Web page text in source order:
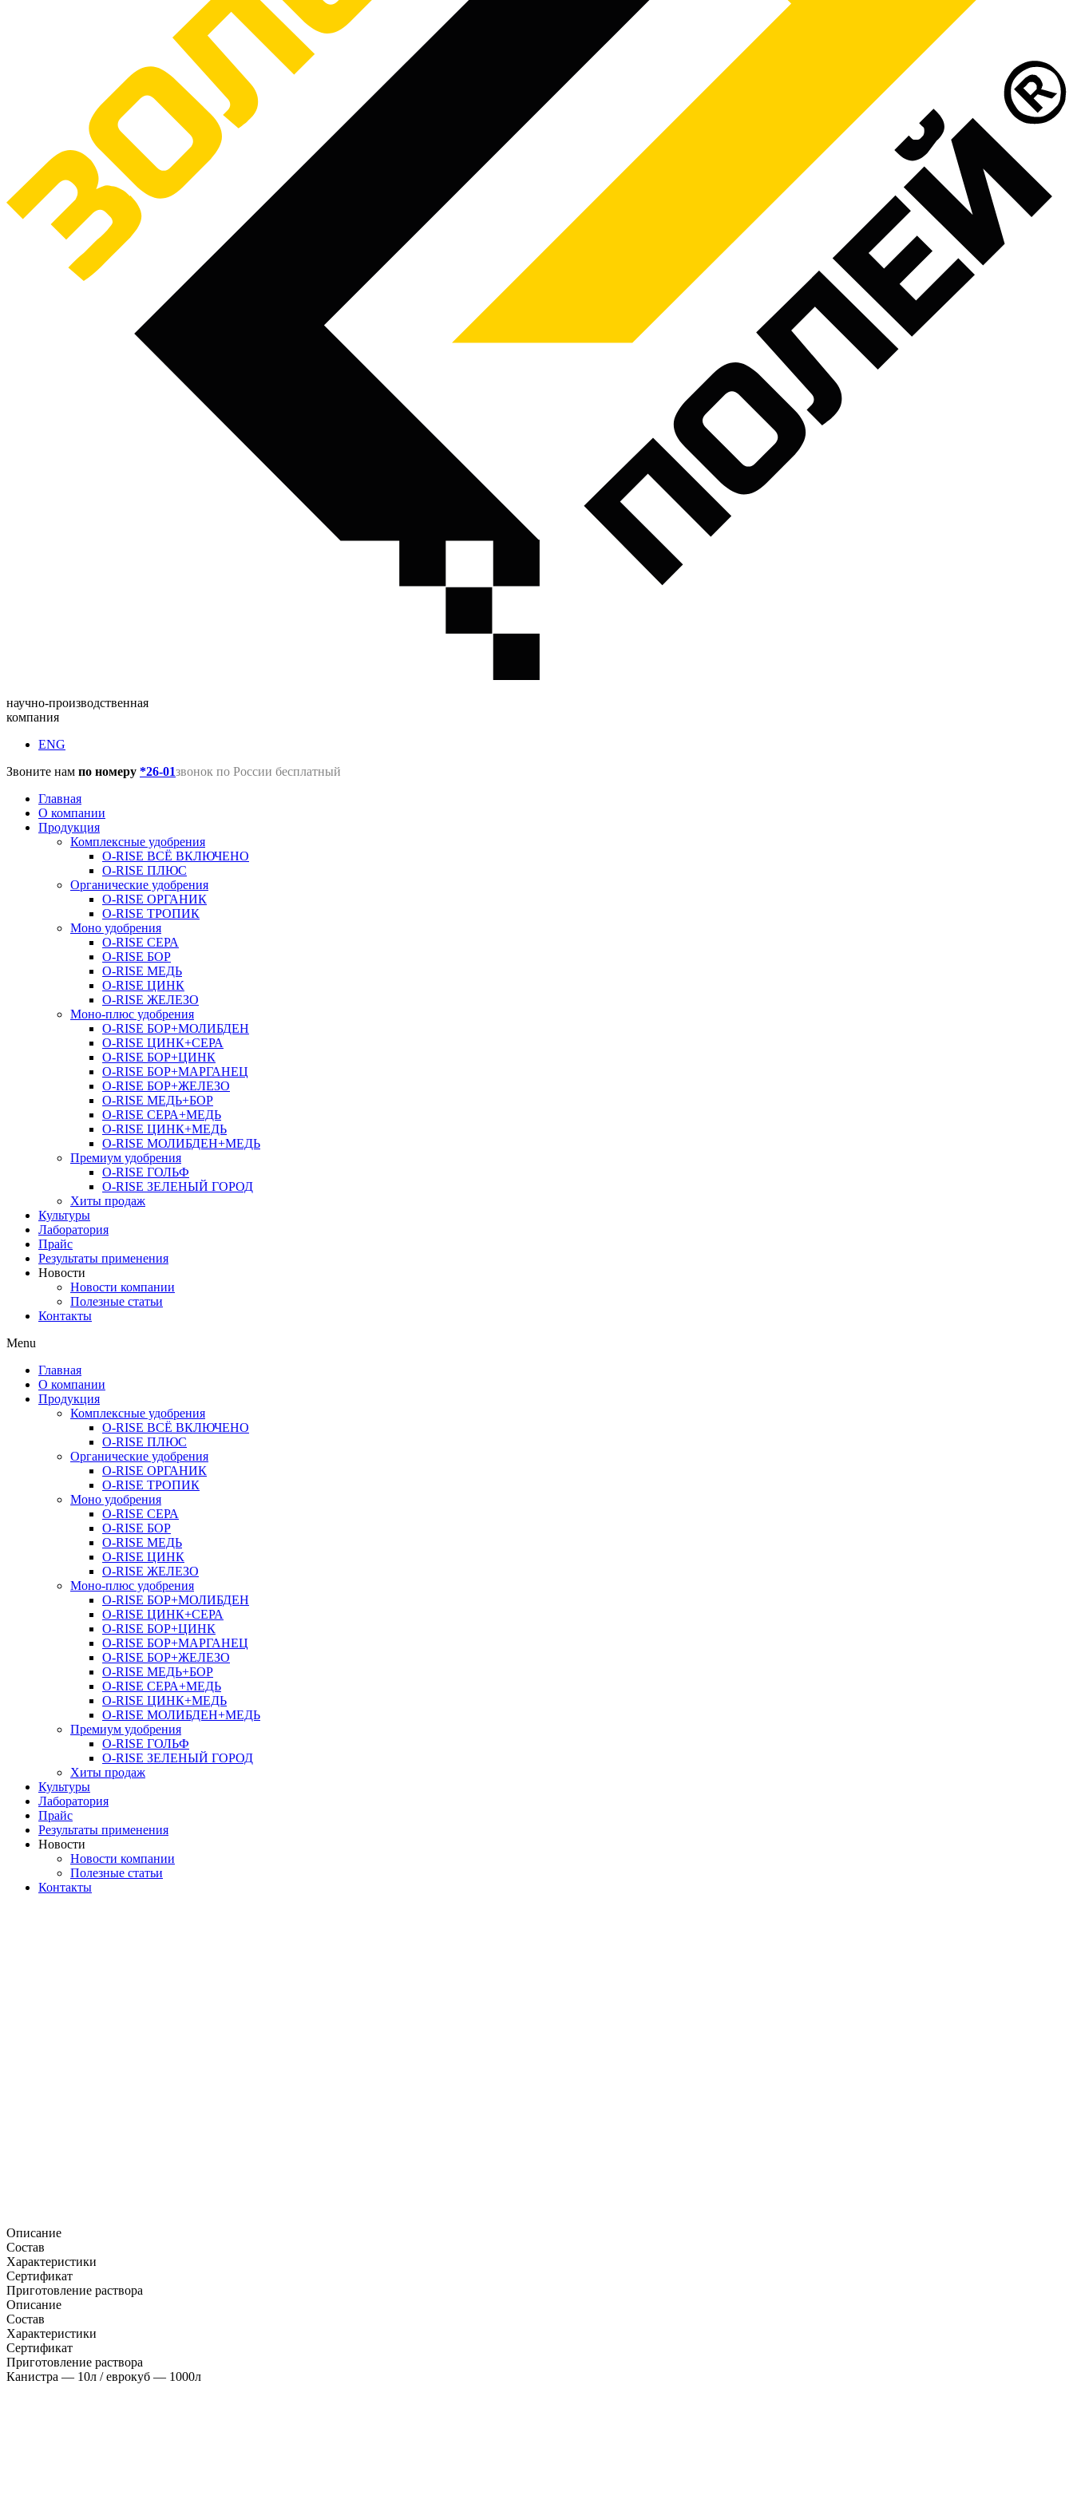
научно-производственная
компания
ENG
Звоните нам по номеру *26-01звонок по России бесплатный
Главная
О компании
Продукция
Комплексные удобрения
O-RISE ВСЁ ВКЛЮЧЕНО
O-RISE ПЛЮС
Органические удобрения
O-RISE ОРГАНИК
O-RISE ТРОПИК
Моно удобрения
O-RISE СЕРА
O-RISE БОР
O-RISE МЕДЬ
O-RISE ЦИНК
O-RISE ЖЕЛЕЗО
Моно-плюс удобрения
O-RISE БОР+МОЛИБДЕН
O-RISE ЦИНК+СЕРА
O-RISE БОР+ЦИНК
O-RISE БОР+МАРГАНЕЦ
O-RISE БОР+ЖЕЛЕЗО
O-RISE МЕДЬ+БОР
O-RISE СЕРА+МЕДЬ
O-RISE ЦИНК+МЕДЬ
O-RISE МОЛИБДЕН+МЕДЬ
Премиум удобрения
O-RISE ГОЛЬФ
O-RISE ЗЕЛЕНЫЙ ГОРОД
Хиты продаж
Культуры
Лаборатория
Прайс
Результаты применения
Новости
Новости компании
Полезные статьи
Контакты
Menu
Главная
О компании
Продукция
Комплексные удобрения
O-RISE ВСЁ ВКЛЮЧЕНО
O-RISE ПЛЮС
Органические удобрения
O-RISE ОРГАНИК
O-RISE ТРОПИК
Моно удобрения
O-RISE СЕРА
O-RISE БОР
O-RISE МЕДЬ
O-RISE ЦИНК
O-RISE ЖЕЛЕЗО
Моно-плюс удобрения
O-RISE БОР+МОЛИБДЕН
O-RISE ЦИНК+СЕРА
O-RISE БОР+ЦИНК
O-RISE БОР+МАРГАНЕЦ
O-RISE БОР+ЖЕЛЕЗО
O-RISE МЕДЬ+БОР
O-RISE СЕРА+МЕДЬ
O-RISE ЦИНК+МЕДЬ
O-RISE МОЛИБДЕН+МЕДЬ
Премиум удобрения
O-RISE ГОЛЬФ
O-RISE ЗЕЛЕНЫЙ ГОРОД
Хиты продаж
Культуры
Лаборатория
Прайс
Результаты применения
Новости
Новости компании
Полезные статьи
Контакты
Описание
Состав
Характеристики
Сертификат
Приготовление раствора
Описание
Состав
Характеристики
Сертификат
Приготовление раствора
Канистра — 10л / еврокуб — 1000л